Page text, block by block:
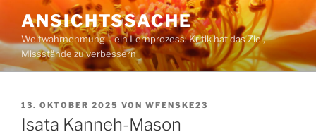
Inhalt
springen
ANSICHTSSACHE
Weltwahrnehmung – ein Lernprozess: Kritik hat das Ziel,
Missstände zu verbessern
VERÖFFENTLICHT
AM
13. OKTOBER 2025 VON WFENSKE23
Isata Kanneh-Mason